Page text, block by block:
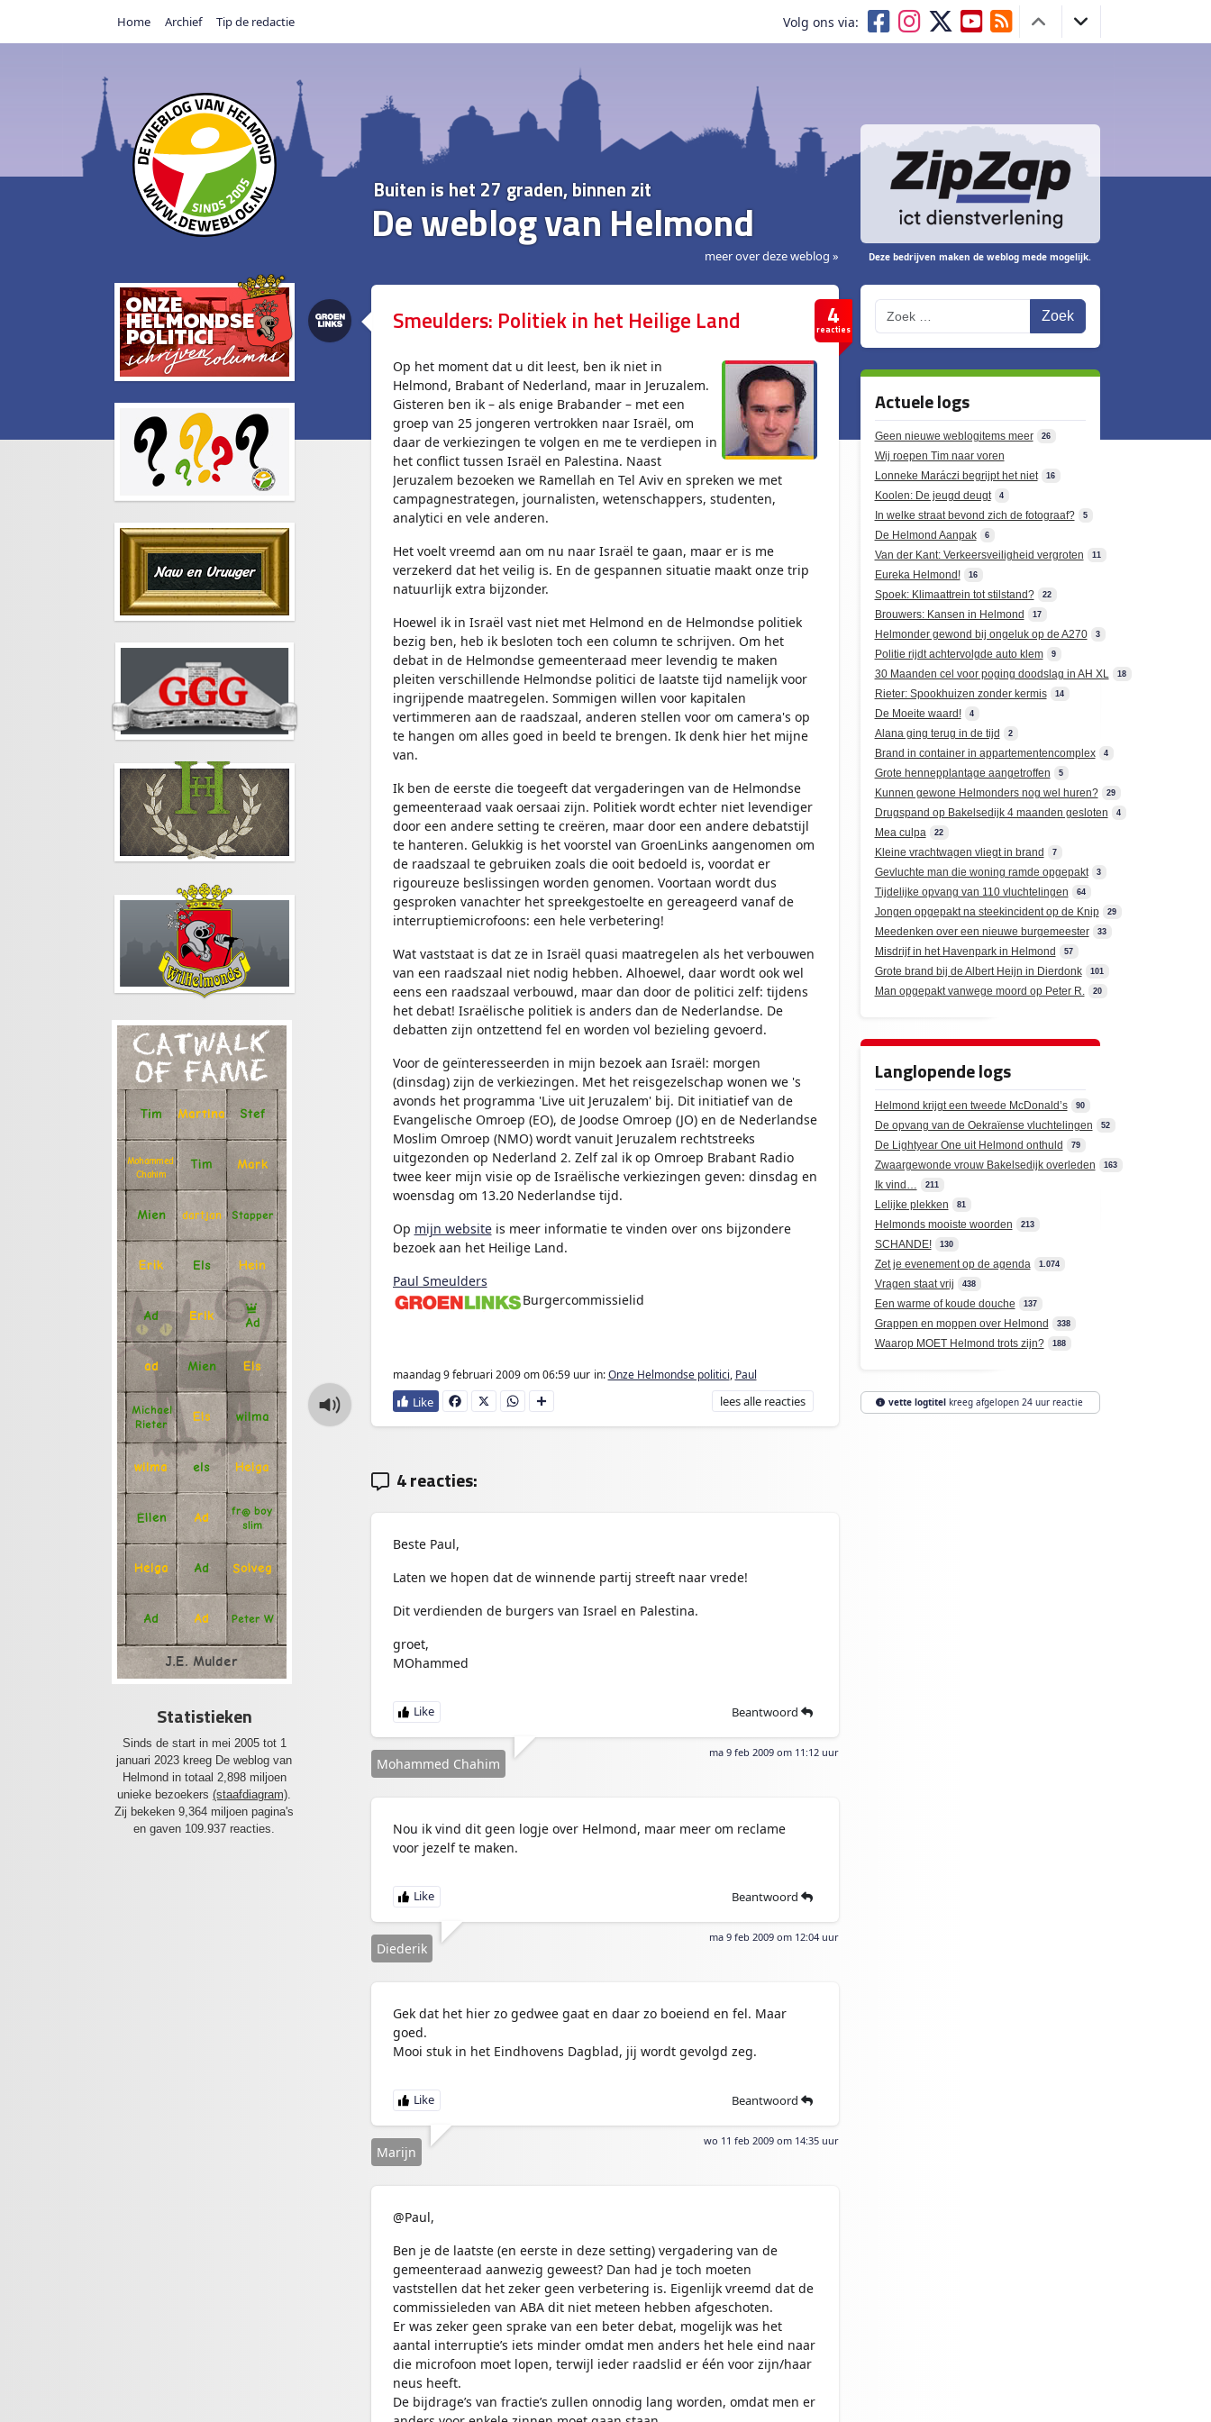
Home Archief Tip de redactie Volg ons via:
Buiten is het 27 graden, binnen zit
De weblog van Helmond
meer over deze weblog » Deze bedrijven maken de weblog mede mogelijk.
CATWALK
OF FAME
Tim Martina Stef
Mohammed
Chahim
Tim Mark
Mien dartjan Stapper
Erik Els Hein
Ad Erik
Ad
ad Mien Els
Michael
Rieter
Els wilma
wilma els Helga
Ellen Ad fr@ boy
slim
Helga Ad Solveg
Ad Ad Peter W
J.E. Mulder
Statistieken
Sinds de start in mei 2005 tot 1
januari 2023 kreeg De weblog van
Helmond in totaal 2,898 miljoen
unieke bezoekers (staafdiagram)
Zij bekeken 9,364 miljoen pagina's
en gaven 109.937 reacties.
4
reacties
Smeulders: Politiek in het Heilige Land
Op het moment dat u dit leest, ben ik niet in
Helmond, Brabant of Nederland, maar in Jeruzalem.
Gisteren ben ik – als enige Brabander – met een
groep van 25 jongeren vertrokken naar Israël, om
daar de verkiezingen te volgen en me te verdiepen in
het conflict tussen Israël en Palestina. Naast
Jeruzalem bezoeken we Ramellah en Tel Aviv en spreken we met
campagnestrategen, journalisten, wetenschappers, studenten,
analytici en vele anderen.
Het voelt vreemd aan om nu naar Israël te gaan, maar er is me
verzekerd dat het veilig is. En de gespannen situatie maakt onze trip
natuurlijk extra bijzonder.
Hoewel ik in Israël vast niet met Helmond en de Helmondse politiek
bezig ben, heb ik besloten toch een column te schrijven. Om het
debat in de Helmondse gemeenteraad meer levendig te maken
pleiten verschillende Helmondse politici de laatste tijd namelijk voor
ingrijpende maatregelen. Sommigen willen voor kapitalen
vertimmeren aan de raadszaal, anderen stellen voor om camera's op
te hangen om alles goed in beeld te brengen. Ik denk hier het mijne
van.
Ik ben de eerste die toegeeft dat vergaderingen van de Helmondse
gemeenteraad vaak oersaai zijn. Politiek wordt echter niet levendiger
door een andere setting te creëren, maar door een andere debatstijl
te hanteren. Gelukkig is het voorstel van GroenLinks aangenomen om
de raadszaal te gebruiken zoals die ooit bedoeld is, voordat er
rigoureuze beslissingen worden genomen. Voortaan wordt dus
gesproken vanachter het spreekgestoelte en gereageerd vanaf de
interruptiemicrofoons: een hele verbetering!
Wat vaststaat is dat ze in Israël quasi maatregelen als het verbouwen
van een raadszaal niet nodig hebben. Alhoewel, daar wordt ook wel
eens een raadszaal verbouwd, maar dan door de politici zelf: tijdens
het debat! Israëlische politiek is anders dan de Nederlandse. De
debatten zijn ontzettend fel en worden vol bezieling gevoerd.
Voor de geïnteresseerden in mijn bezoek aan Israël: morgen
(dinsdag) zijn de verkiezingen. Met het reisgezelschap wonen we 's
avonds het programma 'Live uit Jeruzalem' bij. Dit initiatief van de
Evangelische Omroep (EO), de Joodse Omroep (JO) en de Nederlandse
Moslim Omroep (NMO) wordt vanuit Jeruzalem rechtstreeks
uitgezonden op Nederland 2. Zelf zal ik op Omroep Brabant Radio
twee keer mijn visie op de Israëlische verkiezingen geven: dinsdag en
woensdag om 13.20 Nederlandse tijd.
Op mijn websiteis meer informatie te vinden over ons bijzondere
bezoek aan het Heilige Land.
Paul Smeulders
Burgercommissielid
maandag 9 februari 2009om 06:59 uur in:Onze Helmondse politici, Paul
Fa
ce
X
W
ha
D
e
leesalle reacties
4 reacties:
Beste Paul,
Laten we hopen dat de winnende partij streeft naar vrede!
Dit verdienden de burgers van Israel en Palestina.
groet,
MOhammed
Beantwoord
ma 9 feb 2009 om 11:12 uur
Mohammed Chahim
Nou ik vind dit geen logje over Helmond, maar meer om reclame
voor jezelf te maken.
Beantwoord
ma 9 feb 2009 om 12:04 uur
Diederik
Gek dat het hier zo gedwee gaat en daar zo boeiend en fel. Maar
goed.
Mooi stuk in het Eindhovens Dagblad, jij wordt gevolgd zeg.
Beantwoord
wo 11 feb 2009 om 14:35 uur
Marijn
@Paul,
Ben je de laatste (en eerste in deze setting) vergadering van de
gemeenteraad aanwezig geweest? Dan had je toch moeten
vaststellen dat het zeker geen verbetering is. Eigenlijk vreemd dat de
commissieleden van ABA dit niet meteen hebben afgeschoten.
Er was zeker geen sprake van een beter debat, mogelijk was het
aantal interruptie’s iets minder omdat men anders het hele eind naar
die microfoon moet lopen, terwijl ieder raadslid er één voor zijn/haar
neus heeft.
De bijdrage’s van fractie’s zullen onnodig lang worden, omdat men er
Actuele logs
Geen nieuwe weblogitems meer 26
Wij roepen Tim naar voren
Lonneke Maráczi begrijpt het niet
16
Koolen: De jeugd deugt 4
In welke straat bevond zich de fotograaf? 5
De Helmond Aanpak 6
Van der Kant: Verkeersveiligheid vergroten 11
Eureka Helmond! 16
Spoek: Klimaattrein tot stilstand? 22
Brouwers: Kansen in Helmond 17
Helmonder gewond bij ongeluk op de A270 3
Politie rijdt achtervolgde auto klem 9
30 Maanden cel voor poging doodslag in AH XL 18
Rieter: Spookhuizen zonder kermis 14
De Moeite waard! 4
Alana ging terug in de tijd 2
Brand in container in appartementencomplex 4
Grote hennepplantage aangetroffen 5
Kunnen gewone Helmonders nog wel huren? 29
Drugspand op Bakelsedijk 4 maanden gesloten 4
Mea culpa 22
Kleine vrachtwagen vliegt in brand 7
Gevluchte man die woning ramde opgepakt 3
Tijdelijke opvang van 110 vluchtelingen 64
Jongen opgepakt na steekincident op de Knip 29
Meedenken over een nieuwe burgemeester 33
Misdrijf in het Havenpark in Helmond 57
Grote brand bij de Albert Heijn in Dierdonk 101
Man opgepakt vanwege moord op Peter R. 20
Langlopende logs
Helmond krijgt een tweede McDonald’s 90
De opvang van de Oekraïense vluchtelingen 52
De Lightyear One uit Helmond onthuld 79
Zwaargewonde vrouw Bakelsedijk overleden 163
Ik vind… 211
Lelijke plekken 81
Helmonds mooiste woorden 213
SCHANDE! 130
Zet je evenement op de agenda 1.074
Vragen staat vrij 438
Een warme of koude douche 137
Grappen en moppen over Helmond 338
Waarop MOET Helmond trots zijn? 188
vette logtitelkreeg afgelopen 24 uur reactie